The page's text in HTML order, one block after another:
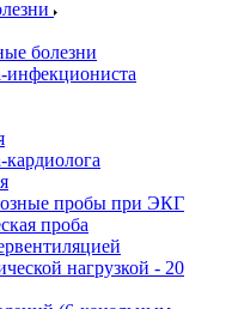
болезни
инфекциониста
пробы при ЭКГ
проба
нагрузкой - 20